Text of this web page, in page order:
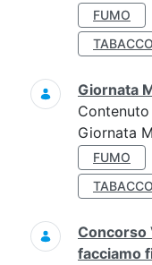
FUMO
TABACCO
Giornata
Contenuto
Giornata
FUMO
TABACCO
Concorso
facciamo